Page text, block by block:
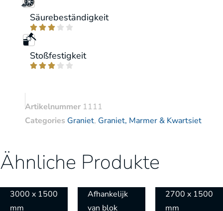
Säurebeständigkeit
    
Stoßfestigkeit
    
Artikelnummer 1111
Categories Graniet, Graniet, Marmer & Kwartsiet
Ähnliche Produkte
3000 x 1500
mm
Afhankelijk
van blok
2700 x 1500
mm